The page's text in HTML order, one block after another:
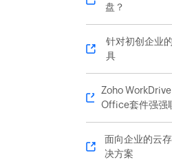
盘？
针对初创企业
具
Zoho
Office套件强强
面向企业的云
决方案